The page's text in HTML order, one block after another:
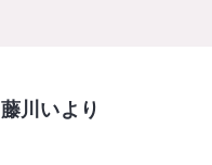
藤川いより